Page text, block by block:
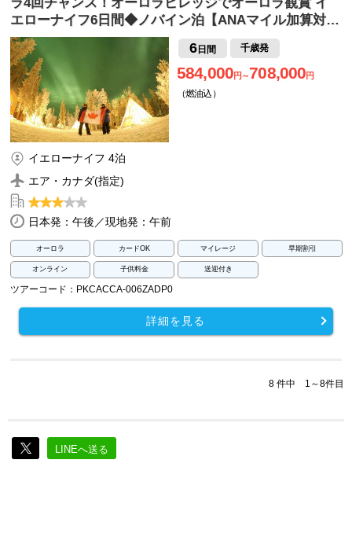
エローナイフ6日間◆ノバイン泊【ANAマイル加算対…
6日間 千歳発
584,000円～708,000円
（燃油込）
イエローナイフ 4泊
エア・カナダ(指定)
日本発：午後／現地発：午前
オーロラ カードOK マイレージ 早期割引
オンライン 子供料金 送迎付き
ツアーコード：PKCACCA-006ZADP0
詳細を見る
8 件中 1～8件目
LINEへ送る